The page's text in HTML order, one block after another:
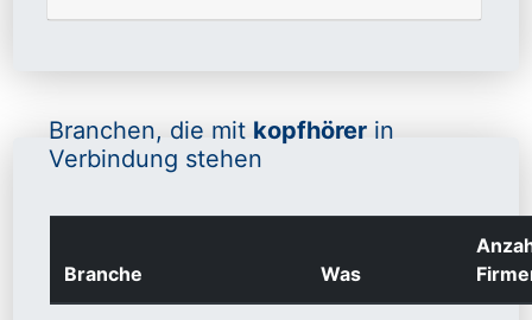
Branchen, die mit kopfhörer in
Verbindung stehen
Branche Was